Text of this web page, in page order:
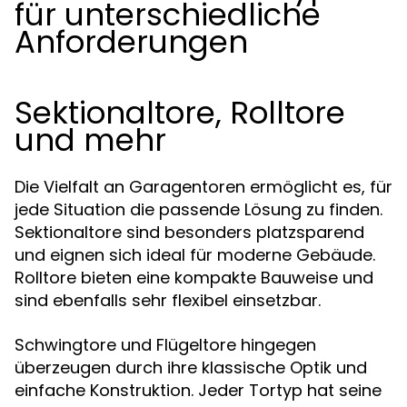
für unterschiedliche
Anforderungen
Sektionaltore, Rolltore
und mehr
Die Vielfalt an Garagentoren ermöglicht es, für
jede Situation die passende Lösung zu finden.
Sektionaltore sind besonders platzsparend
und eignen sich ideal für moderne Gebäude.
Rolltore bieten eine kompakte Bauweise und
sind ebenfalls sehr flexibel einsetzbar.
Schwingtore und Flügeltore hingegen
überzeugen durch ihre klassische Optik und
einfache Konstruktion. Jeder Tortyp hat seine